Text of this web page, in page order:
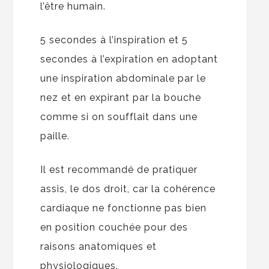
l’être humain.
5 secondes à l’inspiration et 5
secondes à l’expiration en adoptant
une inspiration abdominale par le
nez et en expirant par la bouche
comme si on soufflait dans une
paille.
Il est recommandé de pratiquer
assis, le dos droit, car la cohérence
cardiaque ne fonctionne pas bien
en position couchée pour des
raisons anatomiques et
physiologiques.